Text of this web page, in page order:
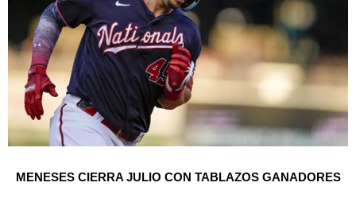
MENESES CIERRA JULIO CON TABLAZOS GANADORES